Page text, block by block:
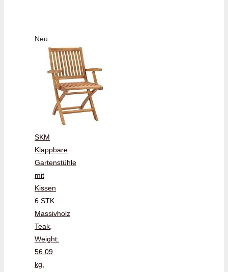
Neu
SKM
Klappbare
Gartenstühle
mit
Kissen
6 STK.
Massivholz
Teak,
Weight:
56.09
kg,